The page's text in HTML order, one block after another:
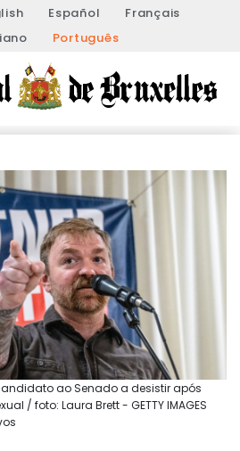
Español
Français
Português
ao Senado a desistir após
/ foto: Laura Brett - GETTY IMAGES